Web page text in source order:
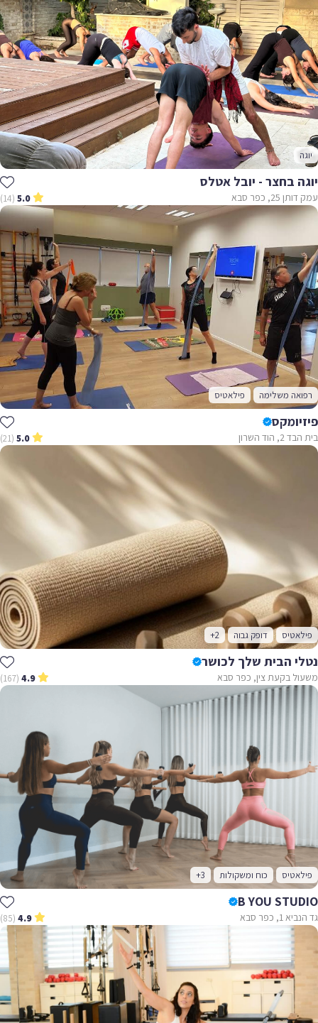
יוגה
יוגה בחצר - יובל אטלס
עמק דותן 25, כפר סבא 5.0
(14)
רפואה משלימה פילאטיס
פיזיומקס
בית הבד 2, הוד השרון 5.0
(21)
פילאטיס דופק גבוה +2
נטלי הבית שלך לכושר
משעול בקעת צין, כפר סבא 4.9
(167)
פילאטיס כוח ומשקולות +3
B YOU STUDIO
גד הנביא 1, כפר סבא 4.9
(85)